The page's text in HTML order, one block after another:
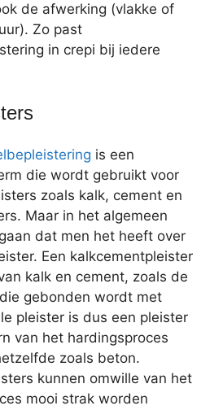
de afwerking (vlakke of
Zo past
in crepi bij iedere
is een
die wordt gebruikt voor
zoals kalk, cement en
Maar in het algemeen
dat men het heeft over
Een kalkcementpleister
kalk en cement, zoals de
gebonden wordt met
pleister is dus een pleister
van het hardingsproces
zoals beton.
kunnen omwille van het
mooi strak worden